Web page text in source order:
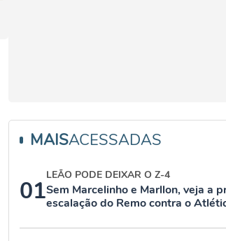
MAISACESSADAS
01
LEÃO PODE DEIXAR O Z-4
Sem Marcelinho e Marllon, veja a
escalação do Remo contra o